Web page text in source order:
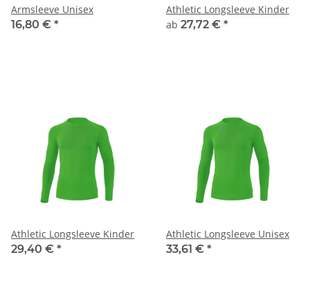
Armsleeve Unisex
16,80 € *
Athletic Longsleeve Kinder
ab 27,72 € *
Athletic Longsleeve Kinder
29,40 € *
Athletic Longsleeve Unisex
33,61 € *